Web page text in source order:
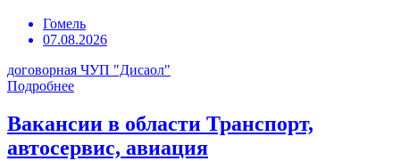
Гомель
07.08.2026
договорная ЧУП "Дисаол"
Подробнее
Вакансии в области Транспорт,
автосервис, авиация